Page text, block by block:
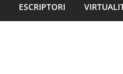
ESCRIPTORI